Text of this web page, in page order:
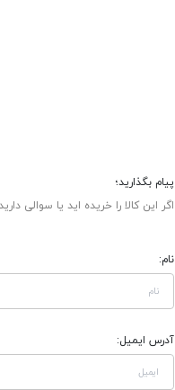
پیام بگذارید؛
اگر این کالا را خریده اید یا سوالی
نام:
آدرس ایمیل: